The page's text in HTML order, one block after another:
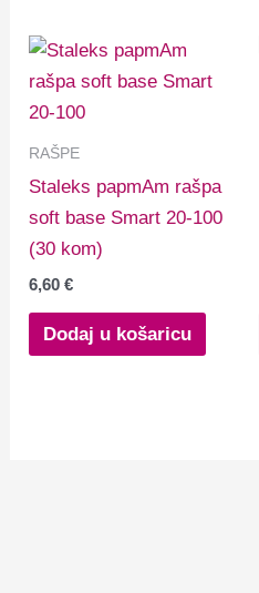
RAŠPE
Staleks papmAm rašpa
soft base Smart 20-100
(30 kom)
6,60€
Dodaj u košaricu